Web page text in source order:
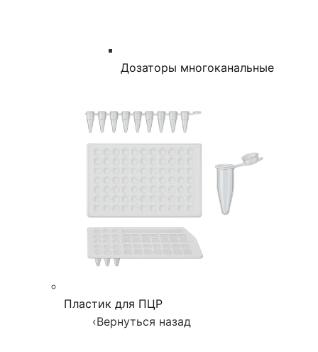
Дозаторы многоканальные
Пластик для ПЦР
‹Вернуться назад